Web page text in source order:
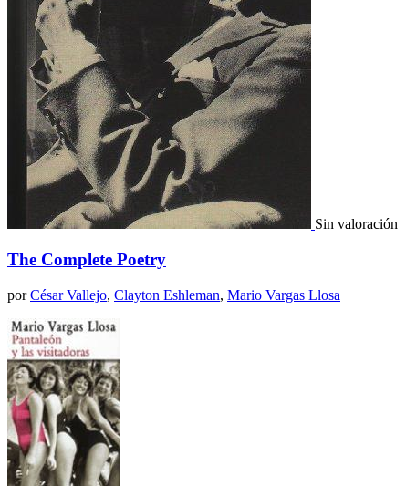
Sin valoración
The Complete Poetry
porCésar Vallejo, Clayton Eshleman, Mario Vargas Llosa